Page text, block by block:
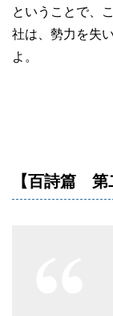
ということで、
社は、勢力を失
よ。
【百詩篇 第